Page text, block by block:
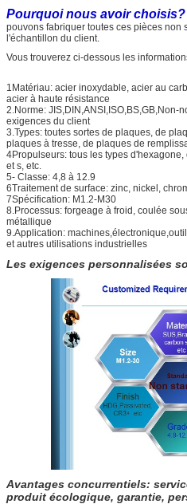
Pourquoi nous avoir choisis?
pouvons fabriquer toutes ces pièces non
l'échantillon du client.
Vous trouverez ci-dessous les
1Matériau: acier inoxydable, acier au
acier à haute résistance
2.Norme:
exigences du client
3.Types: toutes sortes de plaques, de
plaques à tresse, de plaques de
4Propulseurs: tous les types
et s, etc.
5- Classe: 4,8 à 12.9
6Traitement de surface: zinc, nickel,
7Spécification: M1.2-M30
8.Processus: forgeage à froid, coulée
métallique
9.Application:
et autres utilisations industrielles
Les exigences personnalisées
Avantages concurrentiels:
produit écologique, garantie,